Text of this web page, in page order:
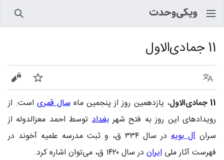
11 جمادی‌الاول
زبان پیگیری
11 جمادی‌الاول
، یازدهمین روز از پنجمین ماهسال قمریاست. از
رویدادهای این روز به فتح شهربغدادتوسط احمد معزالدوله از
سران آل بویه
در سال ۳۳۴ ق، و ثبت مدرسه علمیه آخوند در
فهرست آثار ملی ایران در سال ۱۴۲۰ ق، می‌توان اشاره کرد.